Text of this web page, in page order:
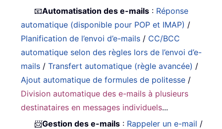
📧Automatisation des e-mails : Réponse
automatique (disponible pour POP et IMAP) /
Planification de l’envoi d’e-mails / CC/BCC
automatique selon des règles lors de l’envoi d’e-
mails /Transfert automatique (règle avancée) /
Ajout automatique de formules de politesse /
Division automatique des e-mails à plusieurs
destinataires en messages individuels...
📨Gestion des e-mails : Rappeler un e-mail /